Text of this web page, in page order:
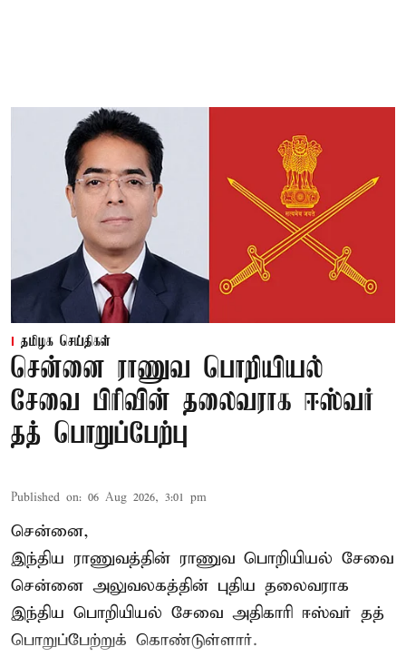
தமிழக செய்திகள்
சென்னை ராணுவ பொறியியல்
சேவை பிரிவின் தலைவராக ஈஸ்வர்
தத் பொறுப்பேற்பு
Published on: 06 Aug 2026, 3:01 pm
சென்னை,
இந்திய ராணுவத்தின் ராணுவ பொறியியல் சேவை
சென்னை அலுவலகத்தின் புதிய தலைவராக
இந்திய பொறியியல் சேவை அதிகாரி ஈஸ்வர் தத்
பொறுப்பேற்றுக் கொண்டுள்ளார்.